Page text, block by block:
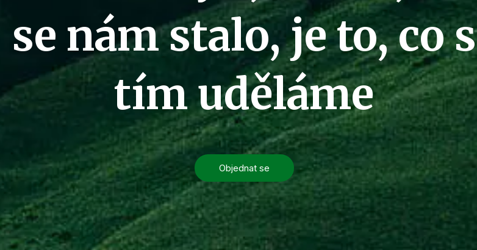
se nám stalo, je to, co s
tím uděláme
Objednat se